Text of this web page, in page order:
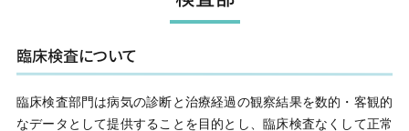
健診のご案内
病棟のご案内
臨床検査について
臨床検査部門は病気の診断と治療経過の観察結果を数的・客観的
なデータとして提供することを目的とし、臨床検査なくして正常